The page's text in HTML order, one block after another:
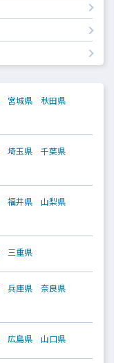
宮城県
秋田県
埼玉県
千葉県
福井県
山梨県
三重県
兵庫県
奈良県
広島県 山口県